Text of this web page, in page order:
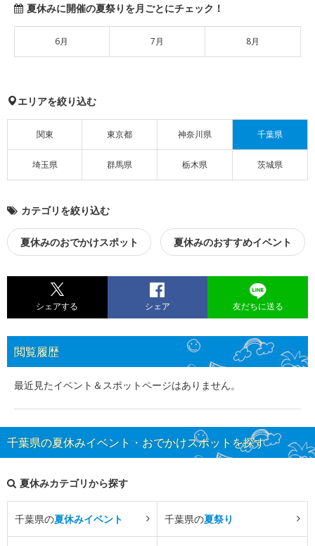
夏休みに開催の夏祭りを月ごとにチェック！
6月 7月 8月
エリアを絞り込む
関東 東京都 神奈川県 千葉県
埼玉県 群馬県 栃木県 茨城県
カテゴリを絞り込む
夏休みのおでかけスポット 夏休みのおすすめイベント
シェアする シェア 友だちに送る
閲覧履歴
最近見たイベント＆スポットページはありません。
千葉県の夏休みイベント・おでかけスポットを探す
夏休みカテゴリから探す
千葉県の夏休みイベント 千葉県の夏祭り